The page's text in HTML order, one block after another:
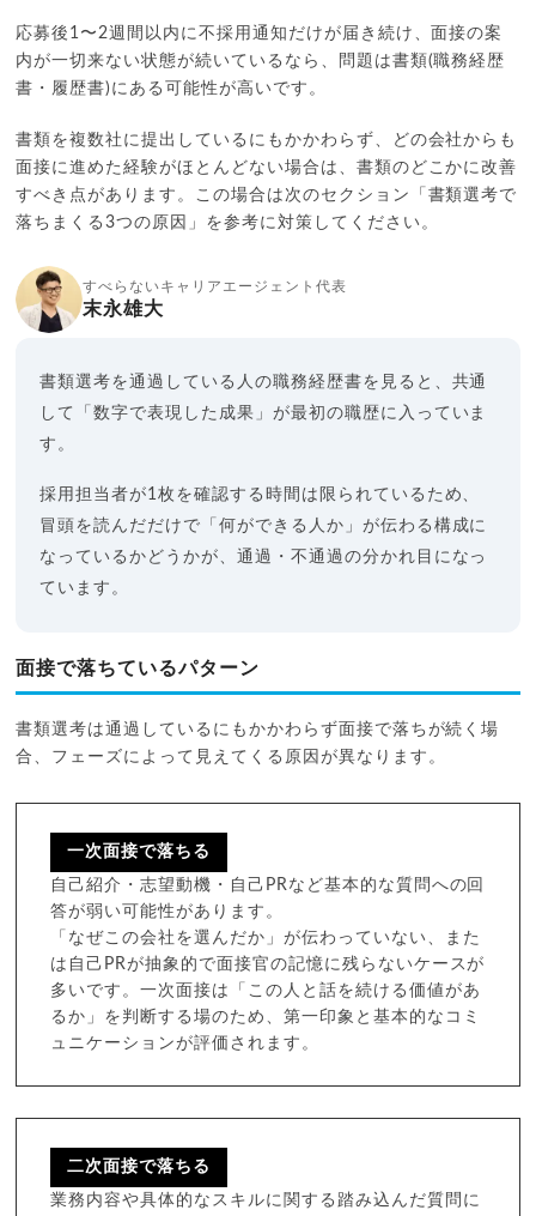
応募後1〜2週間以内に不採用通知だけが届き続け、面接の案
内が一切来ない状態が続いているなら、問題は書類(職務経歴
書・履歴書)にある可能性が高いです。
書類を複数社に提出しているにもかかわらず、どの会社からも
面接に進めた経験がほとんどない場合は、書類のどこかに改善
すべき点があります。この場合は次のセクション「書類選考で
落ちまくる3つの原因」を参考に対策してください。
すべらないキャリアエージェント代表
末永雄大
書類選考を通過している人の職務経歴書を見ると、共通
して「数字で表現した成果」が最初の職歴に入っていま
す。
採用担当者が1枚を確認する時間は限られているため、
冒頭を読んだだけで「何ができる人か」が伝わる構成に
なっているかどうかが、通過・不通過の分かれ目になっ
ています。
面接で落ちているパターン
書類選考は通過しているにもかかわらず面接で落ちが続く場
合、フェーズによって見えてくる原因が異なります。
一次面接で落ちる
自己紹介・志望動機・自己PRなど基本的な質問への回
答が弱い可能性があります。
「なぜこの会社を選んだか」が伝わっていない、また
は自己PRが抽象的で面接官の記憶に残らないケースが
多いです。一次面接は「この人と話を続ける価値があ
るか」を判断する場のため、第一印象と基本的なコミ
ュニケーションが評価されます。
二次面接で落ちる
業務内容や具体的なスキルに関する踏み込んだ質問に